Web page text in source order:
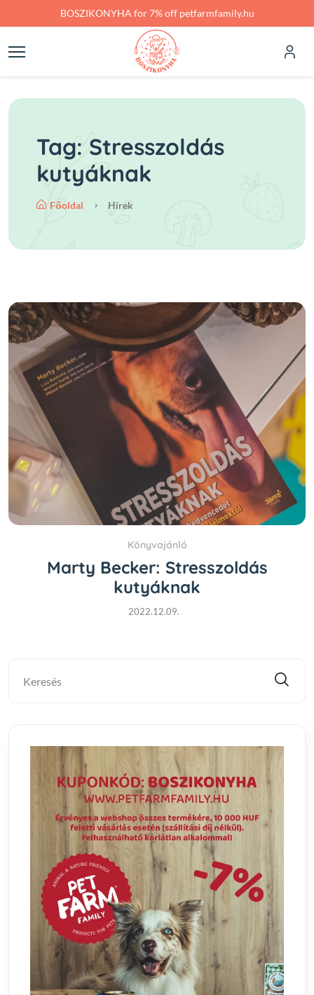
Skip to main contentBOSZIKONYHA for 7% off petfarmfamily.hu
Tag: Stresszoldás
kutyáknak
Főoldal Hírek
Könyvajánló
Marty Becker: Stresszoldás
kutyáknak
2022.12.09.